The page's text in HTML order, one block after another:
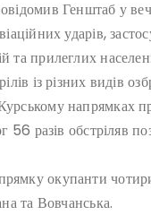
Генштаб у
ударів,
та прилеглих
із різних видів
напрямках
разів обстріляв
окупанти
та Вовчанська.